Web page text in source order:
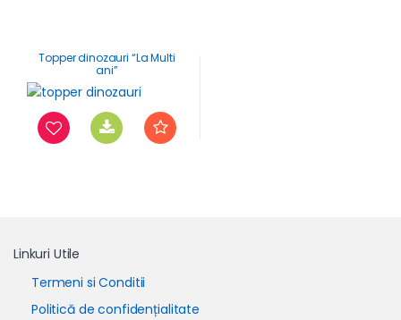
Topper dinozauri “La Multi
ani”
Linkuri Utile
Termeni si Conditii
Politică de confidențialitate